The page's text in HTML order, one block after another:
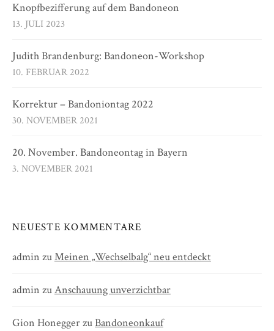
Knopfbezifferung auf dem Bandoneon
13. JULI 2023
Judith Brandenburg: Bandoneon-Workshop
10. FEBRUAR 2022
Korrektur – Bandoniontag 2022
30. NOVEMBER 2021
20. November. Bandoneontag in Bayern
3. NOVEMBER 2021
NEUESTE KOMMENTARE
admin zuMeinen „Wechselbalg“ neu entdeckt
admin zuAnschauung unverzichtbar
Gion HoneggerzuBandoneonkauf